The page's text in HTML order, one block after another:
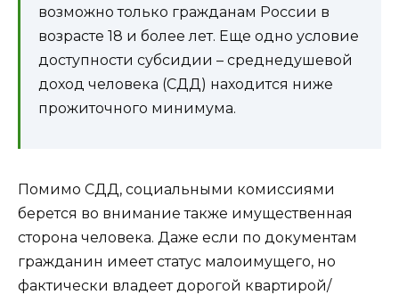
возможно только гражданам России в
возрасте 18 и более лет. Еще одно условие
доступности субсидии – среднедушевой
доход человека (СДД) находится ниже
прожиточного минимума.
Помимо СДД, социальными комиссиями
берется во внимание также имущественная
сторона человека. Даже если по документам
гражданин имеет статус малоимущего, но
фактически владеет дорогой квартирой/